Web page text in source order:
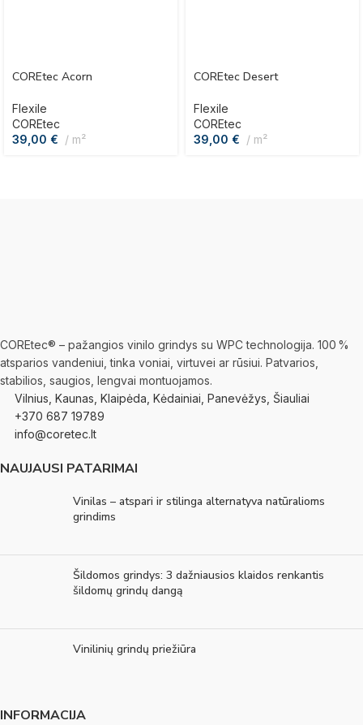
COREtec Acorn
Flexile
COREtec
39,00 € m²
COREtec Desert
Flexile
COREtec
39,00 € m²
COREtec® – pažangios vinilo grindys su WPC technologija. 100 %
atsparios vandeniui, tinka voniai, virtuvei ar rūsiui. Patvarios,
stabilios, saugios, lengvai montuojamos.
Vilnius, Kaunas, Klaipėda, Kėdainiai, Panevėžys, Šiauliai
+370 687 19789
info@coretec.lt
NAUJAUSI PATARIMAI
Vinilas – atspari ir stilinga alternatyva natūralioms
grindims
Šildomos grindys: 3 dažniausios klaidos renkantis
šildomų grindų dangą
Vinilinių grindų priežiūra
INFORMACIJA